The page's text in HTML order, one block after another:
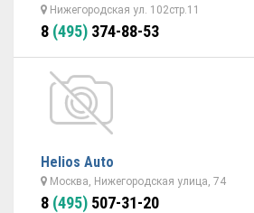
Нижегородская ул. 102стр.11
8 (495) 374-88-53
Helios Auto
Москва, Нижегородская улица, 74
8 (495) 507-31-20